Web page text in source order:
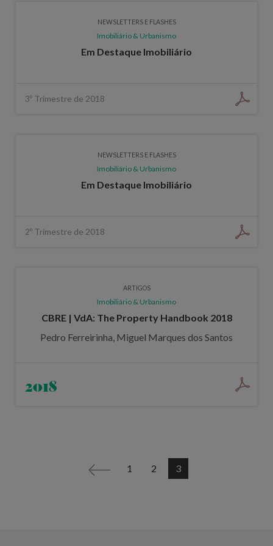
NEWSLETTERS E FLASHES
Imobiliário & Urbanismo
Em Destaque Imobiliário
3º Trimestre de 2018
NEWSLETTERS E FLASHES
Imobiliário & Urbanismo
Em Destaque Imobiliário
2º Trimestre de 2018
ARTIGOS
Imobiliário & Urbanismo
CBRE | VdA: The Property Handbook 2018
Pedro Ferreirinha, Miguel Marques dos Santos
2018
< 1 2 3